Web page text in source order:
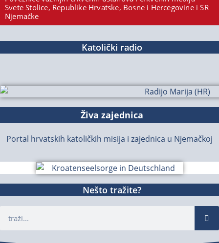
Svete Stolice, Republike Hrvatske, Bosne i Hercegovine i SR
Njemačke
Katolički radio
Živa zajednica
Portal hrvatskih katoličkih misija i zajednica u Njemačkoj
Nešto tražite?